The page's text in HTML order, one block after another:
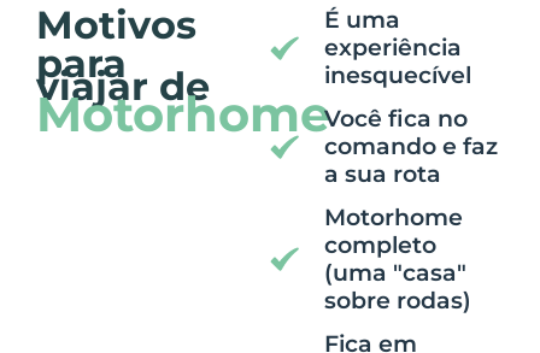
Motivos
para
viajar de
Motorhome
É uma
experiência
inesquecível
Você fica no
comando e faz
a sua rota
Motorhome
completo
(uma "casa"
sobre rodas)
Fica em